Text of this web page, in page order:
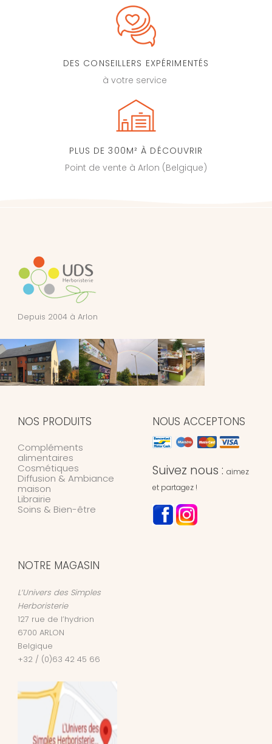
DES CONSEILLERS EXPÉRIMENTÉS
à votre service
PLUS DE 300M² À DÉCOUVRIR
Point de vente à Arlon (Belgique)
Depuis 2004 à Arlon
NOS PRODUITS
Compléments
alimentaires
Cosmétiques
Diffusion & Ambiance
maison
Librairie
Soins & Bien-être
NOUS ACCEPTONS
Suivez nous : aimez
et partagez !
NOTRE MAGASIN
L’Univers des Simples
Herboristerie
127 rue de l’hydrion
6700 ARLON
Belgique
+32 / (0)63 42 45 66